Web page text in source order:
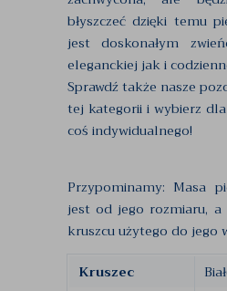
błyszczeć dzięki temu
jest doskonałym
eleganckiej jak i
Sprawdź także nasze
tej kategorii i wybierz
coś indywidualnego!
Przypominamy: Masa
jest od jego rozmiaru,
kruszcu użytego do jego
Kruszec